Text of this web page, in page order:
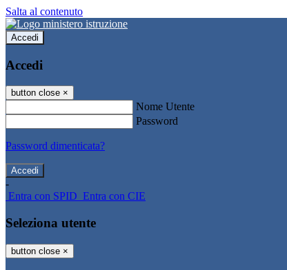
Salta al contenuto
Accedi
Accedi
button close ×
Nome Utente
Password
Password dimenticata?
-
Entra con SPID Entra con CIE
Seleziona utente
button close ×